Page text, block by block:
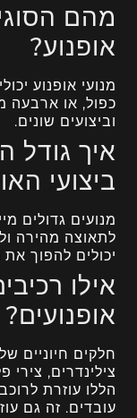
מהם
אופנוע?
כפול, או ארבעה
וביצועים שונים.
איך גודל
ביצועי
מנועים גדולים
לתאוצה מהירה
יכולים להפוך
אילו
אופנועים?
חלקים חיוניים
צילינדרים,
הללו עוזרת
עובדים. זה גם